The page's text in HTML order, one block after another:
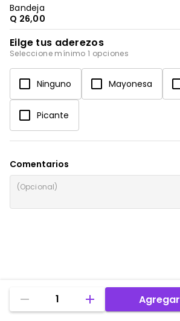
Bandeja
Q 26,00
Eilge tus aderezos
Seleccione mínimo 1 opciones
Ninguno Mayonesa
Picante
Comentarios
1 Agregar